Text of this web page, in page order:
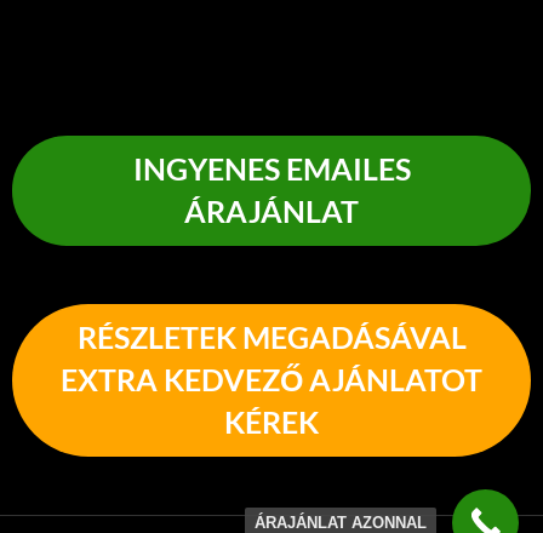
INGYENES EMAILES
ÁRAJÁNLAT
RÉSZLETEK MEGADÁSÁVAL
EXTRA KEDVEZŐ AJÁNLATOT
KÉREK
ÁRAJÁNLAT AZONNAL